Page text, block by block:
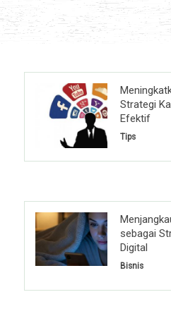
Strategi
Efektif
Tips
sebagai
Digital
Bisnis